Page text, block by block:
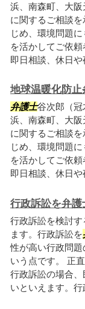
浜、南森町、大
に関するご相談
じめ、環境問題
を活かしてご依
即日相談、休日
地球温暖化防止
弁護士谷次郎（
浜、南森町、大
に関するご相談
じめ、環境問題
を活かしてご依
即日相談、休日
行政訴訟を弁護
行政訴訟を検討す
ます。行政訴訟を
性が高い行政問題
いう点です。 正
行政訴訟の場合
いといえます。